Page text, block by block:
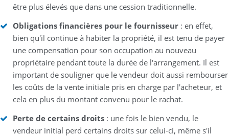
être plus élevés que dans une cession traditionnelle.
Obligations financières pour le fournisseur : en effet,
bien qu'il continue à habiter la propriété, il est tenu de payer
une compensation pour son occupation au nouveau
propriétaire pendant toute la durée de l'arrangement. Il est
important de souligner que le vendeur doit aussi rembourser
les coûts de la vente initiale pris en charge par l'acheteur, et
cela en plus du montant convenu pour le rachat.
Perte de certains droits : une fois le bien vendu, le
vendeur initial perd certains droits sur celui-ci, même s'il